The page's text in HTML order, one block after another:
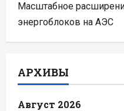
Масштабное
энергоблоков на АЭС
АРХИВЫ
Август 2026